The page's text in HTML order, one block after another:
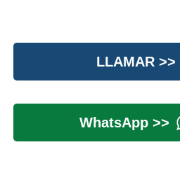
LLAMAR >>
WhatsApp >>